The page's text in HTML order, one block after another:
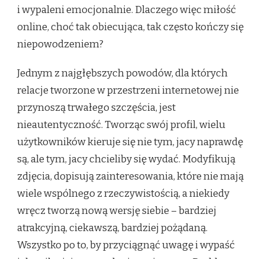
i wypaleni emocjonalnie. Dlaczego więc miłość
online, choć tak obiecująca, tak często kończy się
niepowodzeniem?
Jednym z najgłębszych powodów, dla których
relacje tworzone w przestrzeni internetowej nie
przynoszą trwałego szczęścia, jest
nieautentyczność. Tworząc swój profil, wielu
użytkowników kieruje się nie tym, jacy naprawdę
są, ale tym, jacy chcieliby się wydać. Modyfikują
zdjęcia, dopisują zainteresowania, które nie mają
wiele wspólnego z rzeczywistością, a niekiedy
wręcz tworzą nową wersję siebie – bardziej
atrakcyjną, ciekawszą, bardziej pożądaną.
Wszystko po to, by przyciągnąć uwagę i wypaść